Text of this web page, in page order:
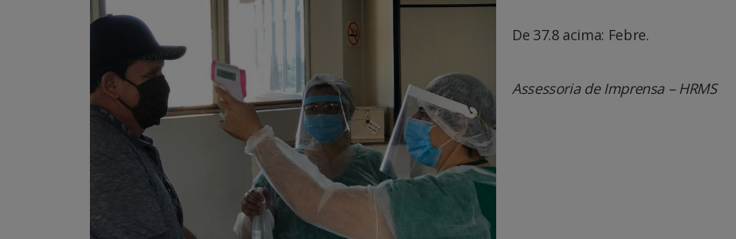
De 37.8 acima: Febre.
Assessoria de Imprensa – HRMS